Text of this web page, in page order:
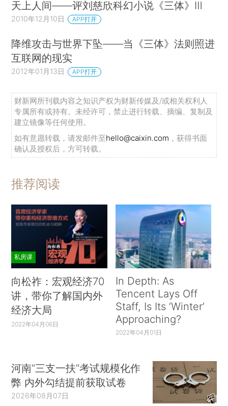
天上人间——评刘慈欣科幻小说《三体》Ⅲ
2010年12月10日 APP打开
降维攻击与世界下坠——当《三体》法则照进
互联网的现实
2012年01月13日 APP打开
财新网所刊载内容之知识产权为财新传媒及/或相关权利人
专属所有或持有。未经许可，禁止进行转载、摘编、复制及
建立镜像等任何使用。
如有意愿转载，请发邮件至hello@caixin.com ，获得书面
确认及授权后，方可转载。
推荐阅读
私房课
向松祚：宏观经济70
讲，带你了解国内外
经济大局
2022年04月06日
In Depth: As
Tencent Lays Off
Staff, Is Its ‘Winter’
Approaching?
2022年04月01日
河南“三支一扶”考试规模化作
弊 内外勾结提前获取试卷
2026年08月07日